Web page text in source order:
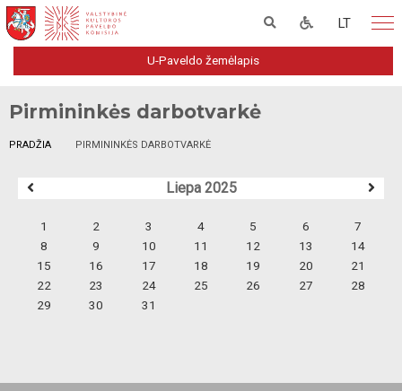
LT
U-Paveldo žemėlapis
Pirmininkės darbotvarkė
PRADŽIA PIRMININKĖS DARBOTVARKĖ
Liepa 2025
1 2 3 4 5 6
7
8
9 10 11 12 13
14
15
16 17 18 19 20
21
22
23 24 25 26 27
28
29
30 31